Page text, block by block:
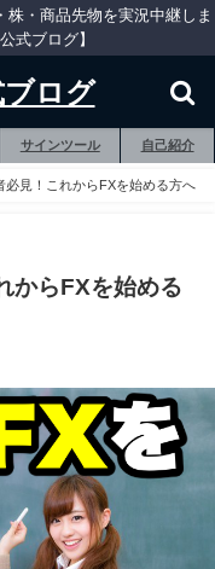
株・商品先物を実況中継しま
式ブログ】
ログ
サインツール 自己紹介
必見！これからFXを始める方へ
からFXを始める